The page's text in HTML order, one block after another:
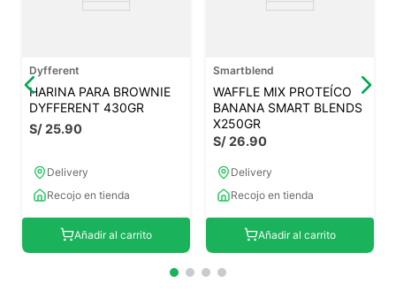
Dyfferent
HARINA PARA BROWNIE
DYFFERENT 430GR
S/25.90
Delivery
Recojo en tienda
Añadir al carrito
Smartblend
WAFFLE MIX PROTEÍCO
BANANA SMART BLENDS
X250GR
S/26.90
Delivery
Recojo en tienda
Añadir al carrito